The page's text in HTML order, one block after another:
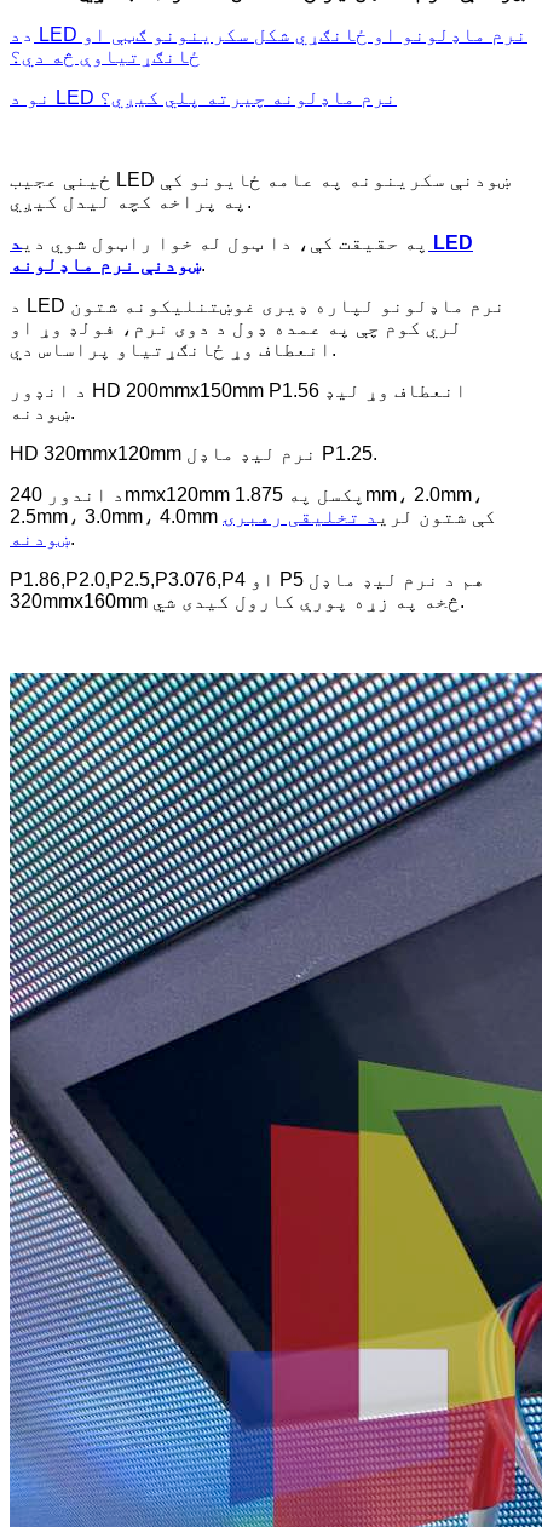
د د LED نرم ماډلونو او ځانګړي شکل سکرینونو ګټې او
ځانګړتیاوې څه دي؟
نو د LED نرم ماډلونه چیرته پلي کیږي؟
ځینې ​​عجیب LED ښودنې سکرینونه په عامه ځایونو کې
په پراخه کچه لیدل کیږي.
په حقیقت کې، دا ټول له خوا راټول شوي دي د LED
ښودنې نرم ماډلونه.
د LED نرم ماډلونو لپاره ډیری غوښتنلیکونه شتون
لري کوم چې په عمده ډول د دوی نرم، فولډ وړ او
انعطاف وړ ځانګړتیاو پراساس دي.
د انډور HD 200mmx150mm P1.56 انعطاف وړ لیډ
ښودنه.
HD 320mmx120mm نرم لیډ ماډل P1.25.
د اندور 240mmx120mm پکسل په 1.875mm، 2.0mm،
2.5mm، 3.0mm، 4.0mm کې شتون لري د تخلیقی رهبرۍ
ښودنه.
P1.86,P2.0,P2.5,P3.076,P4 او P5 هم د نرم لیډ ماډل
320mmx160mm څخه په زړه پورې کارول کیدی شي.